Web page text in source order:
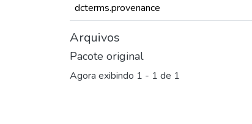
dcterms.provenance
Arquivos
Pacote original
Agora exibindo 1 - 1 de 1